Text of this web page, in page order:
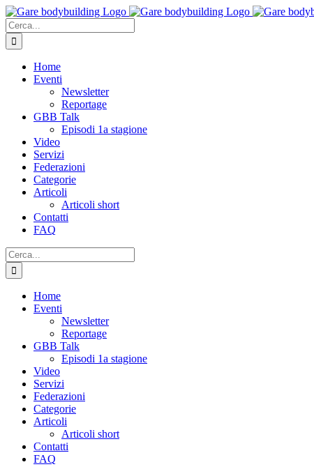
Salta
al
contenuto
Cerca
per:
Home
Eventi
Newsletter
Reportage
GBB Talk
Episodi 1a stagione
Video
Servizi
Federazioni
Categorie
Articoli
Articoli short
Contatti
FAQ
Cerca
per:
Home
Eventi
Newsletter
Reportage
GBB Talk
Episodi 1a stagione
Video
Servizi
Federazioni
Categorie
Articoli
Articoli short
Contatti
FAQ